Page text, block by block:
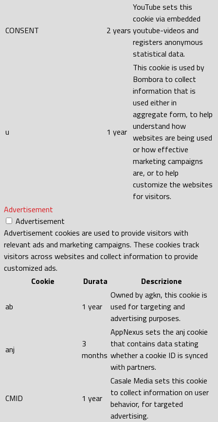
CONSENT 2 years
YouTube sets this
cookie via embedded
youtube-videos and
registers anonymous
statistical data.
u 1 year
This cookie is used by
Bombora to collect
information that is
used either in
aggregate form, to help
understand how
websites are being used
or how effective
marketing campaigns
are, or to help
customize the websites
for visitors.
Advertisement
Advertisement
Advertisement cookies are used to provide visitors with
relevant ads and marketing campaigns. These cookies track
visitors across websites and collect information to provide
customized ads.
Cookie
Durata Descrizione
ab 1 year
Owned by agkn, this cookie is
used for targeting and
advertising purposes.
anj
3
months
AppNexus sets the anj cookie
that contains data stating
whether a cookie ID is synced
with partners.
CMID 1 year
Casale Media sets this cookie
to collect information on user
behavior, for targeted
advertising.